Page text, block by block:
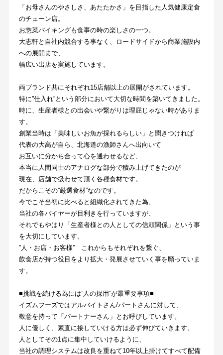
「お母さんのやさしさ、あたたかさ」を目指した人気健康定食
のチェーン店。
お惣菜バイキングも食事の時の楽しさの一つ。
大志軒と自社内競合する事なく、ロードサイドから商業施設内
への展開まで、
幅広い出店を実施しています。
両ブランド共にそれぞれ15店舗以上の展開がされています。
特に”仕入れ”という部分において大切な時間を築いてきました。
時に、生産者様との出会いや繋がりは理屈じゃない時がありま
す。
創業当時は「美味しいお魚が採れるらしい」と聞きつければ
代表の大高が自ら、北海道の漁師さんへ出向いて
お互いに分かち合って心を通わせるなど、
本当に人間同士のアナログな部分で積み上げてきたのが
現在、店舗で扱わせて頂く各種食材です。
だからこその”厳選食材”なのです。
今でこそ当初に比べると組織化されてきた為、
当社の各バイヤーが目利きを行っていますが、
それでもやはり「生産者様との人としての信頼関係」という事
を大切にしています。
”人・お店・お客様”　これからもそれぞれを繋ぐ、
飲食店が持つ役目をより拡大・発展させていく事を願っていま
す。
■挑戦を続ける為には”人の採用”が最重要事項■
イズムフーズではアルバイトさん/パートさんに対して、
敬意を持って「パートナーさん」とお呼びしています。
人に優しく、素直に接していける方は必ず伸びていきます。
人としてその1点に集中していけるように、
当社の調理システムは改良を重ねて10年以上掛けてすべて配備